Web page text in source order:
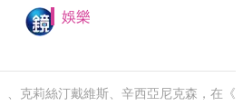
娛樂
、克莉絲汀戴維斯、辛西亞尼克森，在《